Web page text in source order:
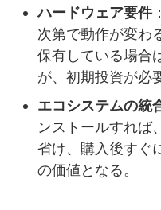
ハードウェア要件
次第で動作が変わ
保有している場合
が、初期投資が必
エコシステムの統
ンストールすれば
省け、購入後すぐ
の価値となる。